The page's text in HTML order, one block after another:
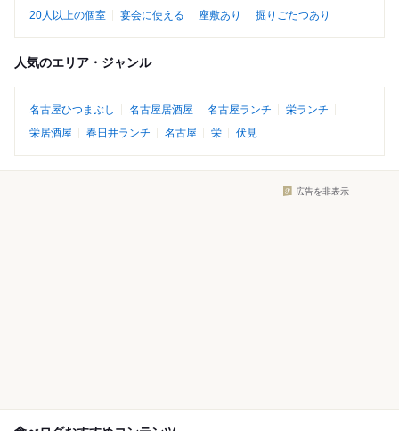
20人以上の個室
宴会に使える 座敷あり 掘りごたつあり
人気のエリア・ジャンル
名古屋ひつまぶし 名古屋居酒屋 名古屋ランチ
栄ランチ
栄居酒屋
春日井ランチ 名古屋 栄 伏見
広告を非表示